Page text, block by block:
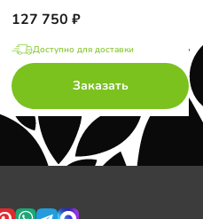
127 750
Доступно для доставки
Заказать